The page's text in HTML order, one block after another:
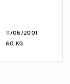
11/06/2001
60 KG